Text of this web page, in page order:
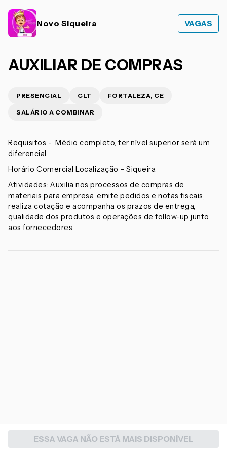
Novo Siqueira VAGAS
AUXILIAR DE COMPRAS
PRESENCIAL CLT FORTALEZA, CE
SALÁRIO A COMBINAR
Requisitos - Médio completo, ter nível superior será um
diferencial
Horário Comercial Localização – Siqueira
Atividades: Auxilia nos processos de compras de
materiais para empresa, emite pedidos e notas fiscais,
realiza cotação e acompanha os prazos de entrega,
qualidade dos produtos e operações de follow-up junto
aos fornecedores.
ESSA VAGA NÃO ESTÁ MAIS DISPONÍVEL